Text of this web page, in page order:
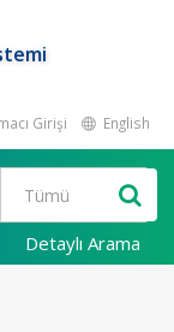
Girişi English
Detaylı Arama